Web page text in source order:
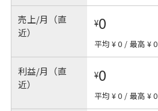
売上/月（直
近）
¥0
平均 ¥ 0 / 最高 ¥ 0
利益/月（直
近）
¥0
平均 ¥ 0 / 最高 ¥ 0